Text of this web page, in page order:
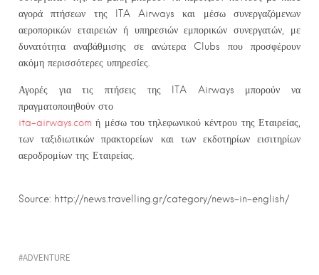
αγορά πτήσεων της ITA Airways και μέσω συνεργαζόμενων
αεροπορικών εταιρειών ή υπηρεσιών εμπορικών συνεργατών, με
δυνατότητα αναβάθμισης σε ανώτερα Clubs που προσφέρουν
ακόμη περισσότερες υπηρεσίες.
Αγορές για τις πτήσεις της ITA Airways μπορούν να
πραγματοποιηθούν στο
ita-airways.com ή μέσω του τηλεφωνικού κέντρου της Εταιρείας,
των ταξιδιωτικών πρακτορείων και των εκδοτηρίων εισιτηρίων
αεροδρομίων της Εταιρείας.
Source: http://news.travelling.gr/category/news-in-english/
ADVENTURE